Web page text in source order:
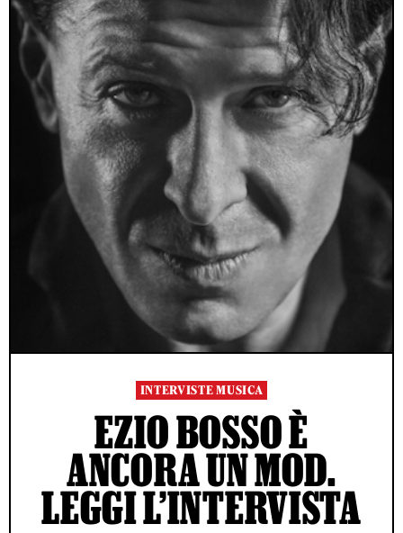
INTERVISTE MUSICA
EZIO BOSSO È
ANCORA UN MOD.
LEGGI L’INTERVISTA